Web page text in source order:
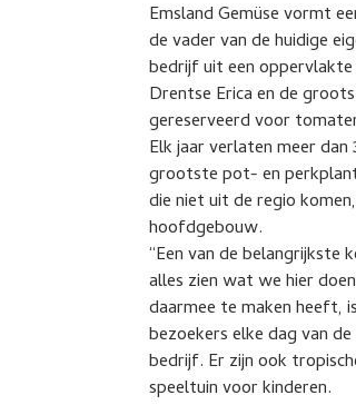
Emsland Gemüse vormt
de vader van de huidige
bedrijf uit een
Drentse Erica en de
gereserveerd voor
Elk jaar verlaten meer
grootste pot- en
die niet uit de regio
hoofdgebouw.
“Een van de belangrijkste
alles zien wat we hier
daarmee te maken heeft,
bezoekers elke dag van
bedrijf. Er zijn ook
speeltuin voor kinderen.